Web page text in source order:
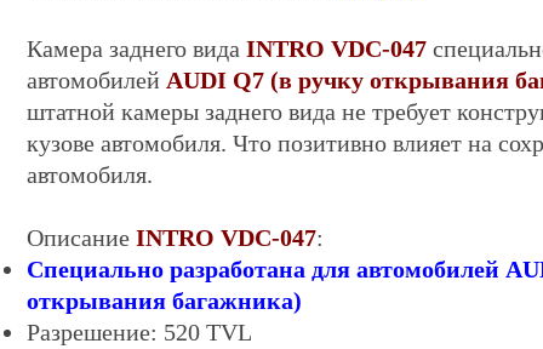
Камера заднего вида INTRO VDC-047
автомобилей AUDI Q7 (в ручку открывания
штатной камеры заднего вида не требует
кузове автомобиля. Что позитивно влияет на
автомобиля.
Описание INTRO VDC-047:
Специально разработана для автомобилей
открывания багажника)
Разрешение: 520 TVL